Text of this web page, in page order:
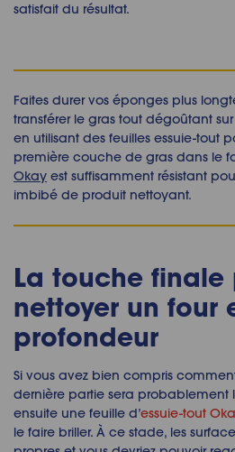
satisfait du résultat.
Faites durer vos éponges plus
transférer le gras tout dégoûtant
en utilisant des feuilles essuie-tout
première couche de gras dans le
Okay est suffisamment résistant
imbibé de produit nettoyant.
La touche finale
nettoyer un four
profondeur
Si vous avez bien compris
dernière partie sera probablement
ensuite une feuille d’essuie-tout
le faire briller. À ce stade, les